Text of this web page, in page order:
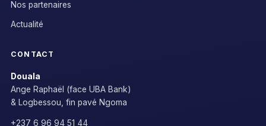
Nos partenaires
Actualité
CONTACT
Douala
Ange Raphaël (face UBA Bank)
& Logbessou, fin pavé Ngoma
+237 6 96 94 51 44